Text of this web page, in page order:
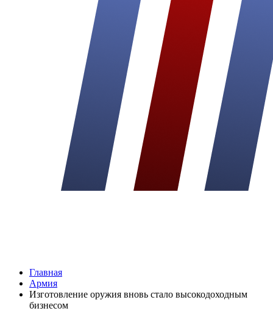
Главная
Армия
Изготовление оружия вновь стало высокодоходным
бизнесом